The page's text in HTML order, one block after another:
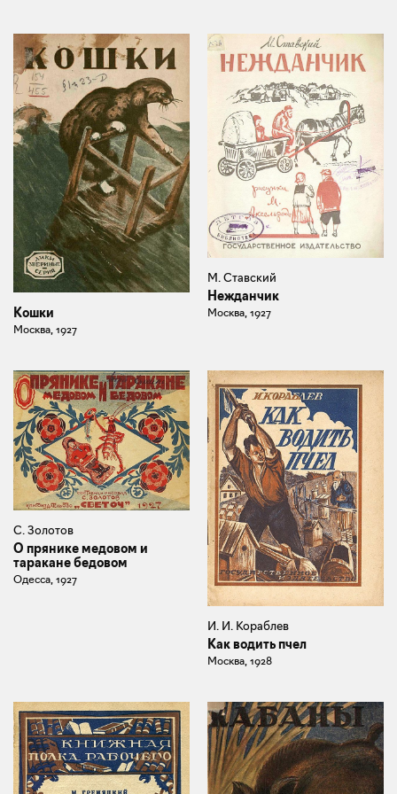
Кошки
Москва, 1927
М. Ставский
Нежданчик
Москва, 1927
С. Золотов
О прянике медовом и
таракане бедовом
Одесса, 1927
И. И. Кораблев
Как водить пчел
Москва, 1928